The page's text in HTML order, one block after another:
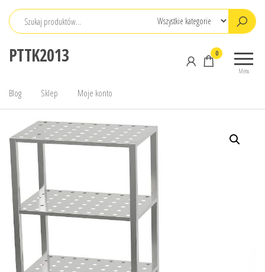
Przejdź
PTTK2013
Menu
0
Blog Sklep Moje konto